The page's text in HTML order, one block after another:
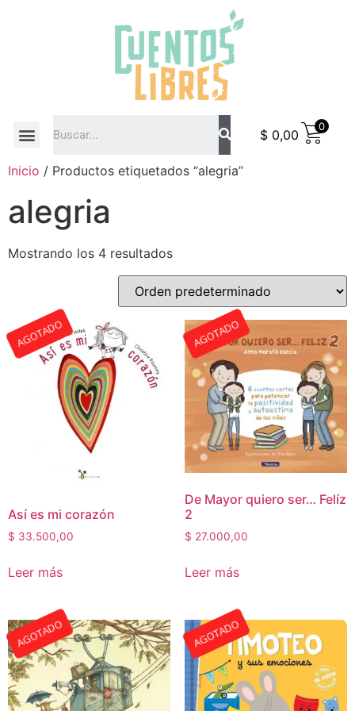
$ 0,00
0
Inicio / Productos etiquetados “alegria”
alegria
Mostrando los 4 resultados
AGOTADO
Así es mi corazón
$ 33.500,00
Leer más
AGOTADO
De Mayor quiero ser… Felíz
2
$ 27.000,00
Leer más
AGOTADO AGOTADO